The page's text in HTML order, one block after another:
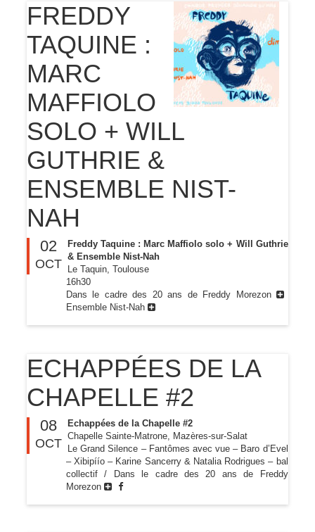
FREDDY
TAQUINE :
MARC
MAFFIOLO
SOLO + WILL
GUTHRIE &
ENSEMBLE NIST-
NAH
02
OCT
Freddy Taquine : Marc Maffiolo solo + Will Guthrie
& Ensemble Nist-Nah
Le Taquin, Toulouse
16h30
Dans le cadre des 20 ans de Freddy Morezon
Ensemble Nist-Nah
ECHAPPÉES DE LA
CHAPELLE #2
08
OCT
Echappées de la Chapelle #2
Chapelle Sainte-Matrone, Mazères-sur-Salat
Le Grand Silence – Fantômes avec vue – Baro d’Evel
– Xibipíío – Karine Sancerry & Natalia Rodrigues – bal
collectif / Dans le cadre des 20 ans de Freddy
Morezon